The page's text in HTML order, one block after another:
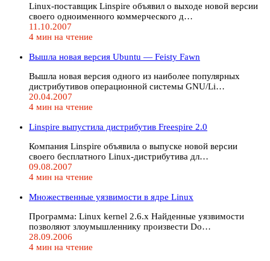
Linux-поставщик Linspire объявил о выходе новой версии
своего одноименного коммерческого д…
11.10.2007
4 мин на чтение
Вышла новая версия Ubuntu — Feisty Fawn
Вышла новая версия одного из наиболее популярных
дистрибутивов операционной системы GNU/Li…
20.04.2007
4 мин на чтение
Linspire выпустила дистрибутив Freespire 2.0
Компания Linspire объявила о выпуске новой версии
своего бесплатного Linux-дистрибутива дл…
09.08.2007
4 мин на чтение
Множественные уязвимости в ядре Linux
Программа: Linux kernel 2.6.x Найденные уязвимости
позволяют злоумышленнику произвести Do…
28.09.2006
4 мин на чтение